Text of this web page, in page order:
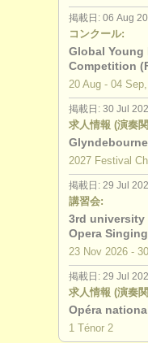
掲載日: 06 Aug
コンクール:
Global Young
Competition
20 Aug - 04
掲載日: 30 Jul
求人情報 (演奏
Glyndebourne
2027 Festival
掲載日: 29 Jul
講習会:
3rd university
Opera
23 Nov 2026 -
掲載日: 29 Jul
求人情報 (演奏
Opéra
1 Ténor 2